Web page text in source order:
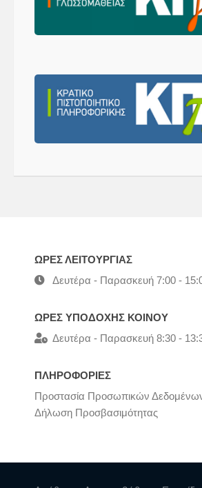
ΩΡΕΣ ΛΕΙΤΟΥΡΓΙΑΣ
Δευτέρα - Παρασκευή 7:00 -
ΩΡΕΣ ΥΠΟΔΟΧΗΣ ΚΟΙΝΟΥ
Δευτέρα - Παρασκευή 8:30 -
ΠΛΗΡΟΦΟΡΙΕΣ
Προστασία Προσωπικών
Δήλωση Προσβασιμότητας